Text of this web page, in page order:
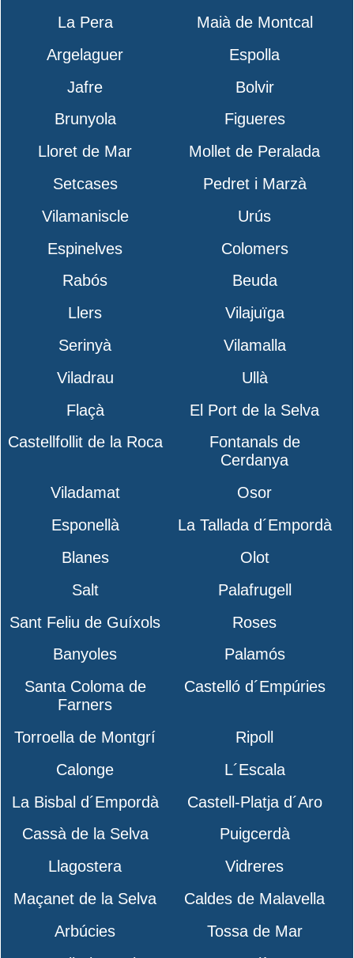
La Pera
Maià de Montcal
Argelaguer
Espolla
Jafre
Bolvir
Brunyola
Figueres
Lloret de Mar
Mollet de Peralada
Setcases
Pedret i Marzà
Vilamaniscle
Urús
Espinelves
Colomers
Rabós
Beuda
Llers
Vilajuïga
Serinyà
Vilamalla
Viladrau
Ullà
Flaçà
El Port de la Selva
Castellfollit de la Roca
Fontanals de
Cerdanya
Viladamat
Osor
Esponellà
La Tallada d´Empordà
Blanes
Olot
Salt
Palafrugell
Sant Feliu de Guíxols
Roses
Banyoles
Palamós
Santa Coloma de
Farners
Castelló d´Empúries
Torroella de Montgrí
Ripoll
Calonge
L´Escala
La Bisbal d´Empordà
Castell-Platja d´Aro
Cassà de la Selva
Puigcerdà
Llagostera
Vidreres
Maçanet de la Selva
Caldes de Malavella
Arbúcies
Tossa de Mar